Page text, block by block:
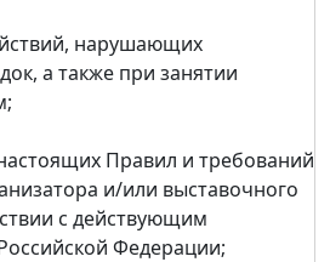
нарушающих
а также при занятии
Правил и требований
и/или выставочного
с действующим
Федерации;